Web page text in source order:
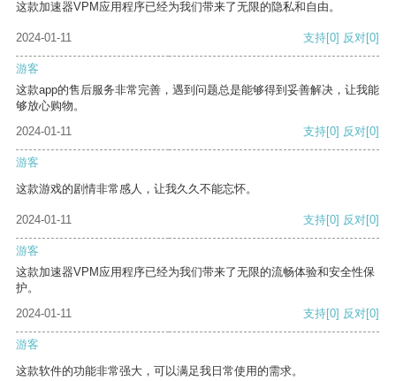
这款加速器VPM应用程序已经为我们带来了无限的隐私和自由。
2024-01-11 支持[0] 反对[0]
游客
这款app的售后服务非常完善，遇到问题总是能够得到妥善解决，让我能
够放心购物。
2024-01-11
支持[0] 反对[0]
游客
这款游戏的剧情非常感人，让我久久不能忘怀。
2024-01-11 支持[0] 反对[0]
游客
这款加速器VPM应用程序已经为我们带来了无限的流畅体验和安全性保
护。
2024-01-11
支持[0] 反对[0]
游客
这款软件的功能非常强大，可以满足我日常使用的需求。